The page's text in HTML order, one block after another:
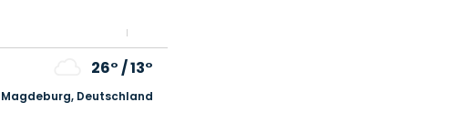
26°/13°
Magdeburg, Deutschland